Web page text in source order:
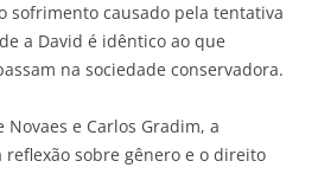
sofrimento causado pela tentativa
a David é idêntico ao que
na sociedade conservadora.
Novaes e Carlos Gradim, a
sobre gênero e o direito